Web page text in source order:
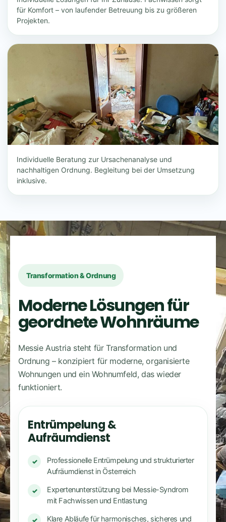
für Komfort – von laufender Betreuung bis zu größeren
Projekten.
Individuelle Beratung zur Ursachenanalyse und
nachhaltigen Ordnung. Begleitung bei der Umsetzung
inklusive.
Transformation & Ordnung
Moderne Lösungen für
geordnete Wohnräume
Messie Austria steht für Transformation und
Ordnung – konzipiert für moderne, organisierte
Wohnungen und ein Wohnumfeld, das wieder
funktioniert.
Entrümpelung &
Aufräumdienst
✓
Professionelle Entrümpelung und strukturierter
Aufräumdienst in Österreich
✓
Expertenunterstützung bei Messie-Syndrom
mit Fachwissen und Entlastung
✓
Klare Abläufe für harmonisches, sicheres und